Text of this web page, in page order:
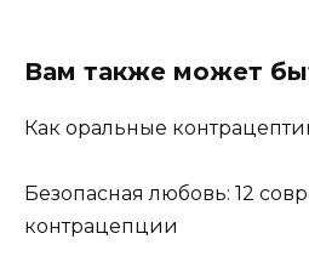
Вам также может
Как оральные
Безопасная любовь: 12
контрацепции